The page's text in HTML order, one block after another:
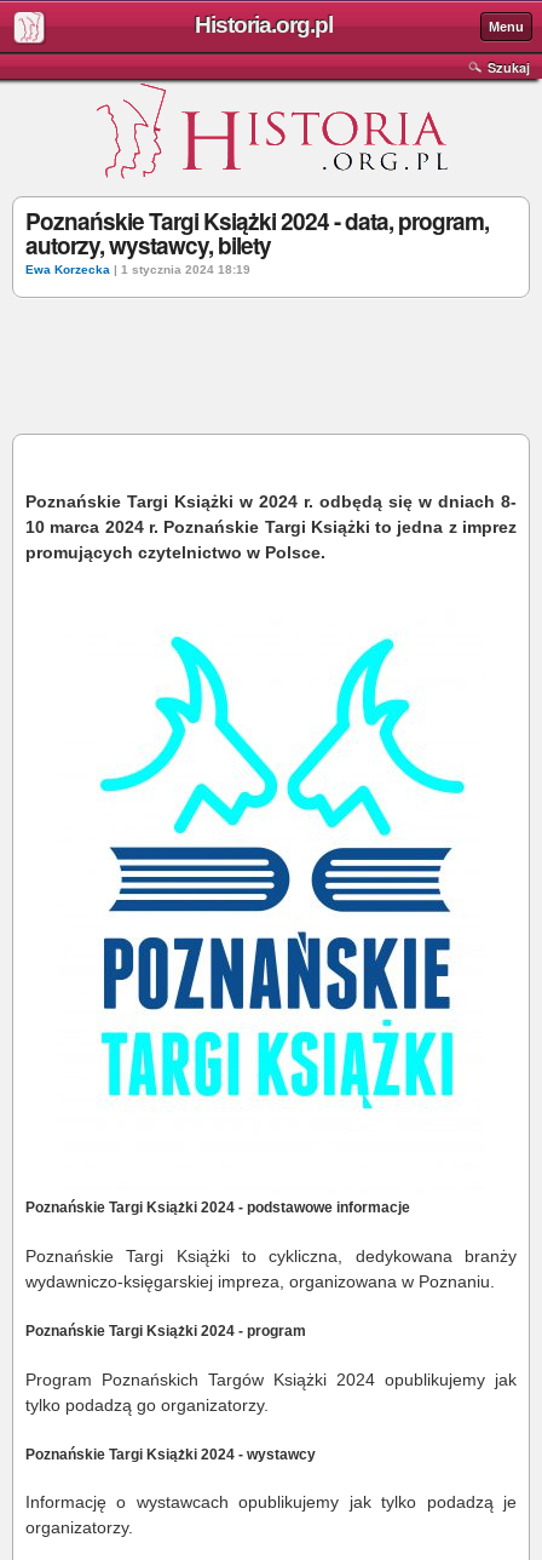
Historia.org.pl Menu
Szukaj
Poznańskie Targi Książki 2024 - data, program,
autorzy, wystawcy, bilety
Ewa Korzecka | 1 stycznia 2024 18:19
Poznańskie Targi Książki w 2024 r. odbędą się w dniach 8-
10 marca 2024 r. Poznańskie Targi Książki to jedna z imprez
promujących czytelnictwo w Polsce.
Poznańskie Targi Książki 2024 - podstawowe informacje
Poznańskie Targi Książki to cykliczna, dedykowana branży
wydawniczo-księgarskiej impreza, organizowana w Poznaniu.
Poznańskie Targi Książki 2024 - program
Program Poznańskich Targów Książki 2024 opublikujemy jak
tylko podadzą go organizatorzy.
Poznańskie Targi Książki 2024 - wystawcy
Informację o wystawcach opublikujemy jak tylko podadzą je
organizatorzy.